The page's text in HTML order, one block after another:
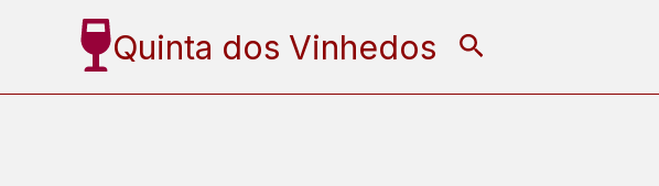
Quinta dos Vinhedos Pesquisar